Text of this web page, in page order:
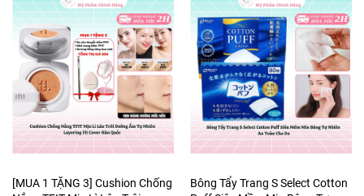
[MUA 1 TẶNG 3] Cushion Chống
Bông Tẩy Trang S Select Cotton